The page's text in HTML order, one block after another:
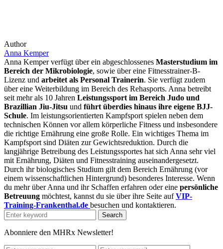
Author
Anna Kemper
Anna Kemper verfügt über ein abgeschlossenes Masterstudium im
Bereich der Mikrobiologie, sowie über eine Fitnesstrainer-B-
Lizenz und arbeitet als Personal Trainerin. Sie verfügt zudem
über eine Weiterbildung im Bereich des Rehasports. Anna betreibt
seit mehr als 10 Jahren Leistungssport im Bereich Judo und
Brazillian Jiu-Jitsu und führt überdies hinaus ihre eigene BJJ-
Schule. Im leistungsorientierten Kampfsport spielen neben dem
technischen Können vor allem körperliche Fitness und insbesondere
die richtige Ernährung eine große Rolle. Ein wichtiges Thema im
Kampfsport sind Diäten zur Gewichtsreduktion. Durch die
langjährige Betreibung des Leistungssportes hat sich Anna sehr viel
mit Ernährung, Diäten und Fitnesstraining auseinandergesetzt.
Durch ihr biologisches Studium gilt dem Bereich Ernährung (vor
einem wissenschaftlichen Hintergrund) besonderes Interesse. Wenn
du mehr über Anna und ihr Schaffen erfahren oder eine persönliche
Betreuung möchtest, kannst du sie über ihre Seite aufVIP-
Training-Frankenthal.de besuchen und kontaktieren.
Search
Abonniere den MHRx Newsletter!